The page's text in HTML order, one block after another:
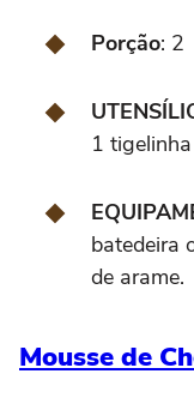
Porção: 2
1
batedeira
de arame.
Mousse de